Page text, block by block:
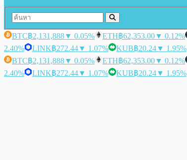
BTC฿2,131,888▼ 0.05% ETH฿62,353.00▼ 0.12%
2.40%
LINK฿272.44▼ 1.07% KUB฿20.24▼ 1.95%
BTC฿2,131,888▼ 0.05% ETH฿62,353.00▼ 0.12%
2.40%
LINK฿272.44▼ 1.07% KUB฿20.24▼ 1.95%